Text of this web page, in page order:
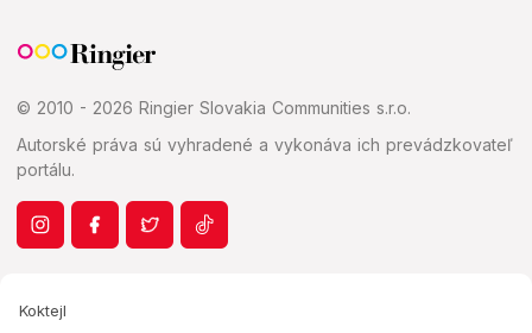
© 2010 - 2026 Ringier Slovakia Communities s.r.o.
Autorské práva sú vyhradené a vykonáva ich prevádzkovateľ
portálu.
Koktejl